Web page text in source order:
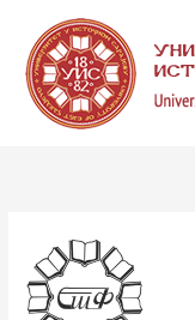
садржај
а
т
е